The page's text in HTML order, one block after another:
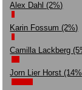
Alex Dahl (2%)
Karin Fossum (2%)
Camilla Lackberg
Jorn Lier Horst